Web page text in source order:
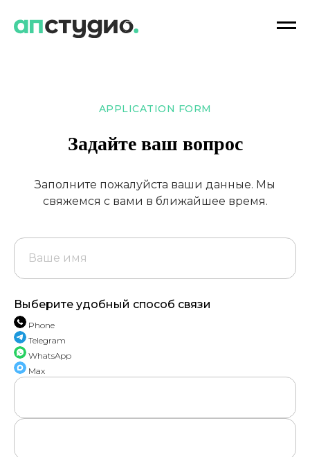
APPLICATION FORM
Задайте ваш вопрос
Заполните пожалуйста ваши данные. Мы
свяжемся с вами в ближайшее время.
Выберите удобный способ связи
Phone
Telegram
WhatsApp
Max